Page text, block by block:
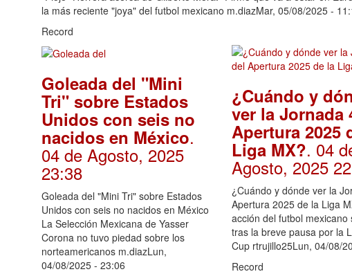
la más reciente "joya" del futbol mexicano m.diazMar, 05/08/2025 -
Record
Goleada del "Mini
Tri" sobre Estados
Unidos con seis no
nacidos en México.
04 de Agosto, 2025
23:38
Goleada del "Mini Tri" sobre Estados
Unidos con seis no nacidos en México
La Selección Mexicana de Yasser
Corona no tuvo piedad sobre los
norteamericanos m.diazLun,
04/08/2025 - 23:06
¿Cuándo y
ver la Jornada
Apertura 2025
Liga MX?. 04
Agosto, 2025
¿Cuándo y dónde ver la
Apertura 2025 de la Liga
acción del futbol mexicano
tras la breve pausa por la
Cup rtrujillo25Lun, 04/08/
Record